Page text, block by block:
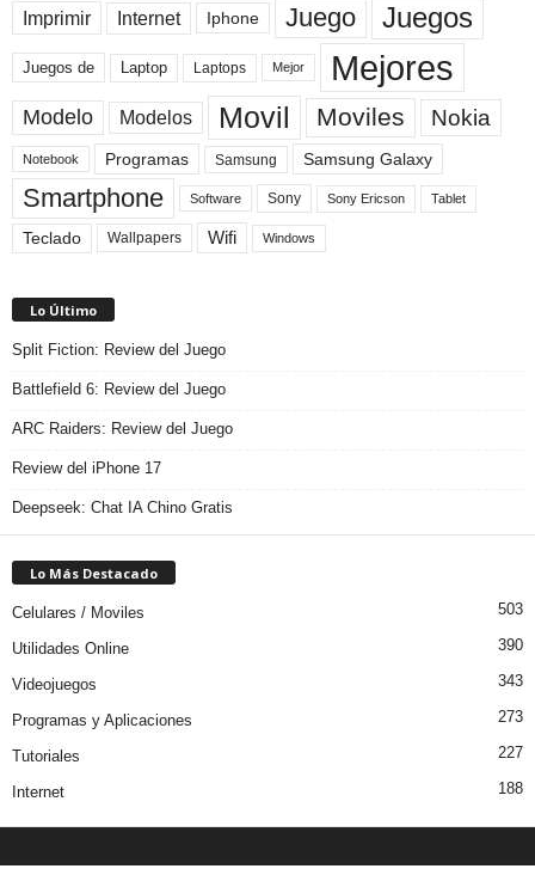
Imprimir Internet Iphone Juego Juegos
Juegos de Laptop Laptops Mejor Mejores
Modelo Modelos Movil Moviles Nokia
Notebook Programas Samsung Samsung Galaxy
Smartphone Software Sony Sony Ericson Tablet
Teclado Wallpapers Wifi Windows
Lo Último
Split Fiction: Review del Juego
Battlefield 6: Review del Juego
ARC Raiders: Review del Juego
Review del iPhone 17
Deepseek: Chat IA Chino Gratis
Lo Más Destacado
Celulares / Moviles 503
Utilidades Online 390
Videojuegos 343
Programas y Aplicaciones 273
Tutoriales 227
Internet 188